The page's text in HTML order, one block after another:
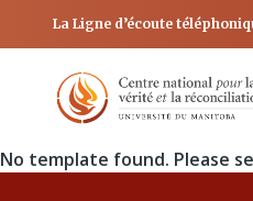
La Ligne d’écoute
No template found. Please